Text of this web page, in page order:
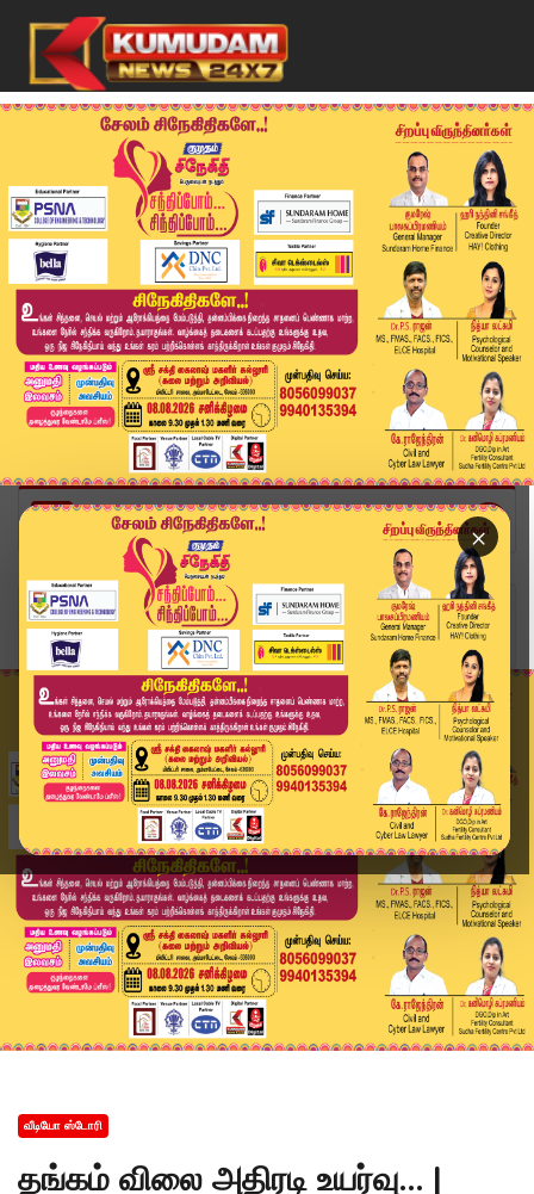
×
Home
வீடியோ ஸ்டோரி
தங்கம் விலை அதிரடி உயர்வு… | Gold Silver Rate T...
வீடியோ ஸ்டோரி
தங்கம் விலை அதிரடி உயர்வு… |